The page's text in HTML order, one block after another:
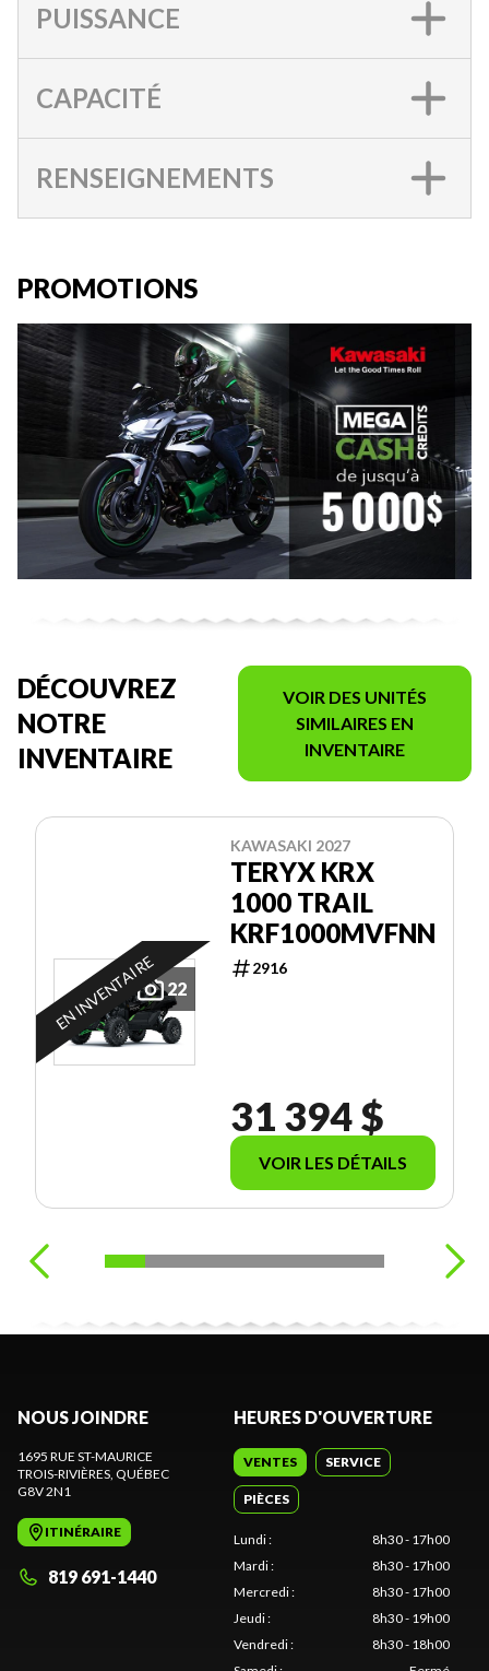
PUISSANCE
CAPACITÉ
RENSEIGNEMENTS
PROMOTIONS
DÉCOUVREZ
NOTRE
INVENTAIRE
VOIR DES UNITÉS
SIMILAIRES EN
INVENTAIRE
22
EN INVENTAIRE
KAWASAKI 2027
TERYX KRX
1000 TRAIL
KRF1000MVFNN
2916
31 394 $
VOIR LES DÉTAILS
NOUS JOINDRE
1695 RUE ST-MAURICE
TROIS-RIVIÈRES , QUÉBEC
G8V 2N1
ITINÉRAIRE
819 691-1440
HEURES D'OUVERTURE
VENTES SERVICE
PIÈCES
Lundi:
8h30 - 17h00
Mardi:
8h30 - 17h00
Mercredi:
8h30 - 17h00
Jeudi:
8h30 - 19h00
Vendredi:
8h30 - 18h00